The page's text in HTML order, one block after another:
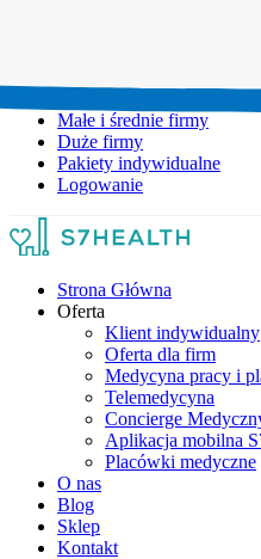
Małe i średnie firmy
Duże firmy
Pakiety indywidualne
Logowanie
Strona Główna
Oferta
Klient indywidualny
Oferta dla firm
Medycyna pracy i
Telemedycyna
Concierge
Aplikacja mobilna
Placówki medyczne
O nas
Blog
Sklep
Kontakt